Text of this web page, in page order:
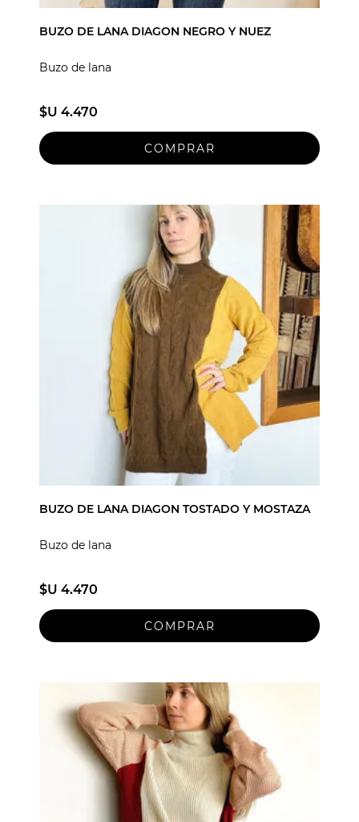
BUZO DE LANA DIAGON NEGRO Y NUEZ
Buzo de lana
$U 4.470
BUZO DE LANA DIAGON TOSTADO Y MOSTAZA
Buzo de lana
$U 4.470